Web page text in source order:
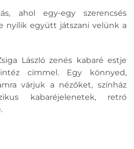
ahol egy-egy szerencsés
nyílik együtt játszani velünk a
László zenés kabaré estje
címmel. Egy könnyed,
várjuk a nézőket, színház
kabaréjelenetek, retró